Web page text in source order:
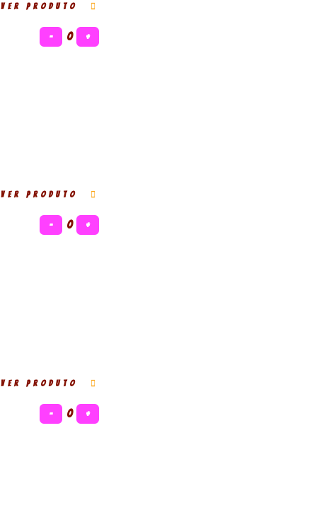
VER PRODUTO
− 0 +
VER PRODUTO
− 0 +
VER PRODUTO
− 0 +